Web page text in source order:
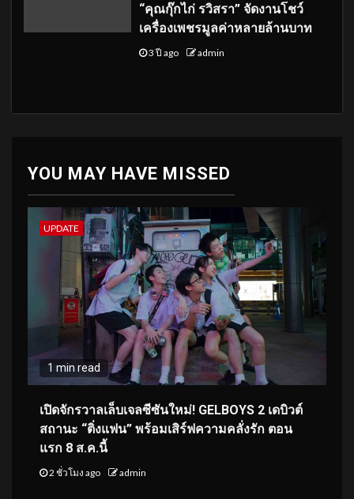
“คุณกุ๊กไก่ รวิสรา” จัดงานโชว์
เครื่องเพชรมูลค่าหลายล้านบาท
3 ปี ago admin
YOU MAY HAVE MISSED
UPDATE
1 min read
เปิดจักรวาลเล็บเจลซีซันใหม่! GELBOYS 2 เดบิวต์
สถานะ “ติ่งแฟน” พร้อมเสิร์ฟความคลั่งรัก ตอน
แรก 8 ส.ค.นี้
2 ชั่วโมง ago admin